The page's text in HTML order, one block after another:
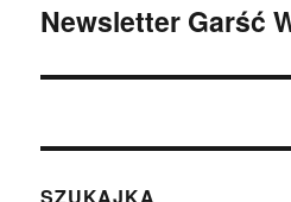
Następny
Newsletter Garść